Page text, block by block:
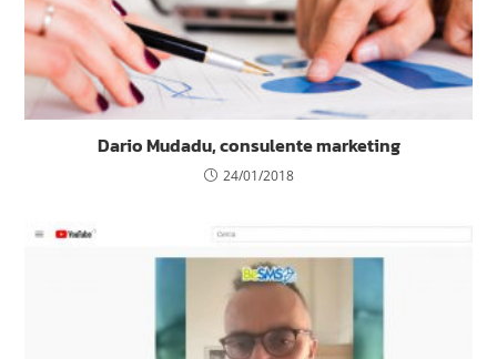
Dario Mudadu, consulente marketing
24/01/2018